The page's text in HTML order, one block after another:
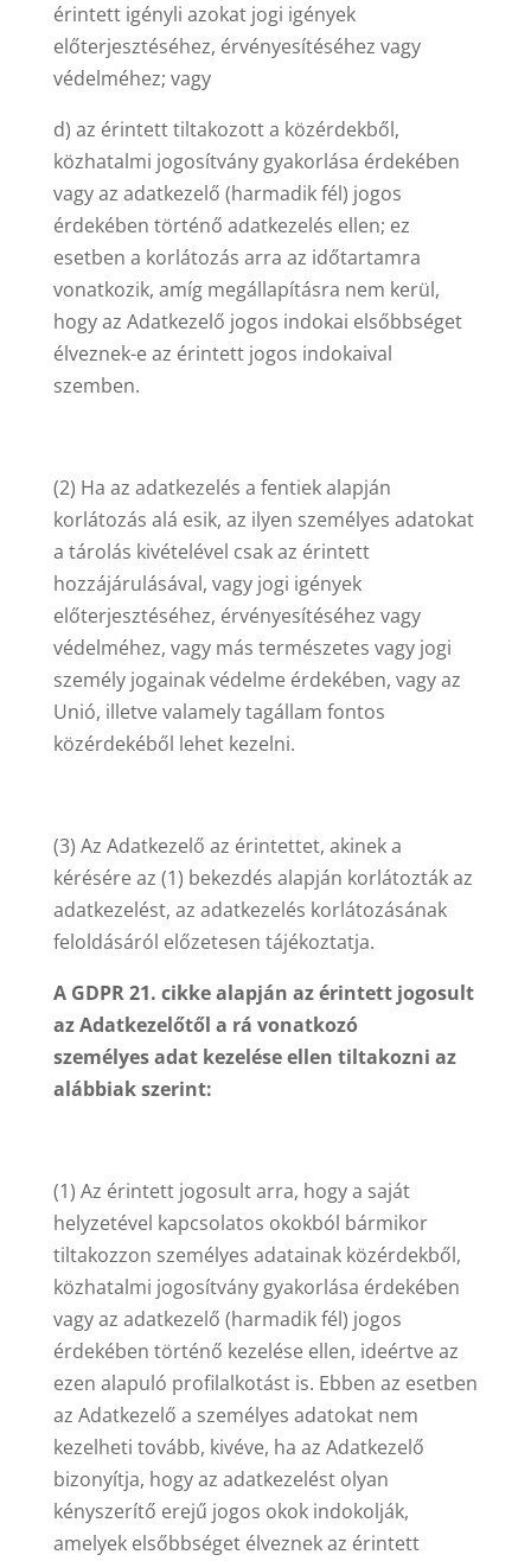
érintett igényli azokat jogi igények
előterjesztéséhez, érvényesítéséhez vagy
védelméhez; vagy
d) az érintett tiltakozott a közérdekből,
közhatalmi jogosítvány gyakorlása érdekében
vagy az adatkezelő (harmadik fél) jogos
érdekében történő adatkezelés ellen; ez
esetben a korlátozás arra az időtartamra
vonatkozik, amíg megállapításra nem kerül,
hogy az Adatkezelő jogos indokai elsőbbséget
élveznek-e az érintett jogos indokaival
szemben.
(2) Ha az adatkezelés a fentiek alapján
korlátozás alá esik, az ilyen személyes adatokat
a tárolás kivételével csak az érintett
hozzájárulásával, vagy jogi igények
előterjesztéséhez, érvényesítéséhez vagy
védelméhez, vagy más természetes vagy jogi
személy jogainak védelme érdekében, vagy az
Unió, illetve valamely tagállam fontos
közérdekéből lehet kezelni.
(3) Az Adatkezelő az érintettet, akinek a
kérésére az (1) bekezdés alapján korlátozták az
adatkezelést, az adatkezelés korlátozásának
feloldásáról előzetesen tájékoztatja.
A GDPR 21. cikke alapján az érintett jogosult
az Adatkezelőtől a rá vonatkozó
személyes adat kezelése ellen tiltakozni az
alábbiak szerint:
(1) Az érintett jogosult arra, hogy a saját
helyzetével kapcsolatos okokból bármikor
tiltakozzon személyes adatainak közérdekből,
közhatalmi jogosítvány gyakorlása érdekében
vagy az adatkezelő (harmadik fél) jogos
érdekében történő kezelése ellen, ideértve az
ezen alapuló profilalkotást is. Ebben az esetben
az Adatkezelő a személyes adatokat nem
kezelheti tovább, kivéve, ha az Adatkezelő
bizonyítja, hogy az adatkezelést olyan
kényszerítő erejű jogos okok indokolják,
amelyek elsőbbséget élveznek az érintett